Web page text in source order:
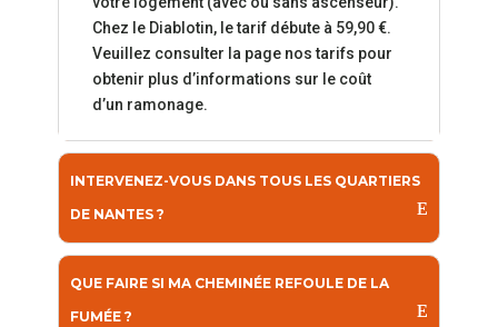
Chez le Diablotin, le tarif débute à 59,90 €.
Veuillez consulter la page nos tarifs pour
obtenir plus d’informations sur le coût
d’un ramonage.
INTERVENEZ-VOUS DANS TOUS LES QUARTIERS
DE NANTES ?
QUE FAIRE SI MA CHEMINÉE REFOULE DE LA
FUMÉE ?